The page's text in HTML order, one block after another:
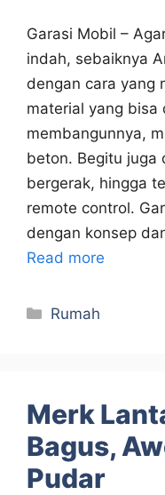
Garasi Mobil –
indah, sebaiknya
dengan cara yang
material yang bisa
membangunnya,
beton. Begitu juga
bergerak, hingga
remote control.
dengan konsep
Read more
Categories
Rumah
Merk
Bagus,
Pudar